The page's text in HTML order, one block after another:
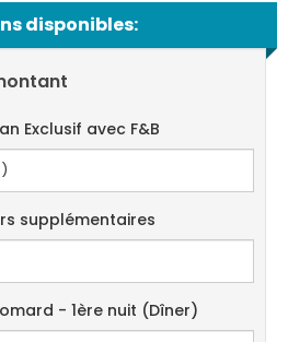
disponibles:
Exclusif avec F&B
supplémentaires
- 1ère nuit (Dîner)